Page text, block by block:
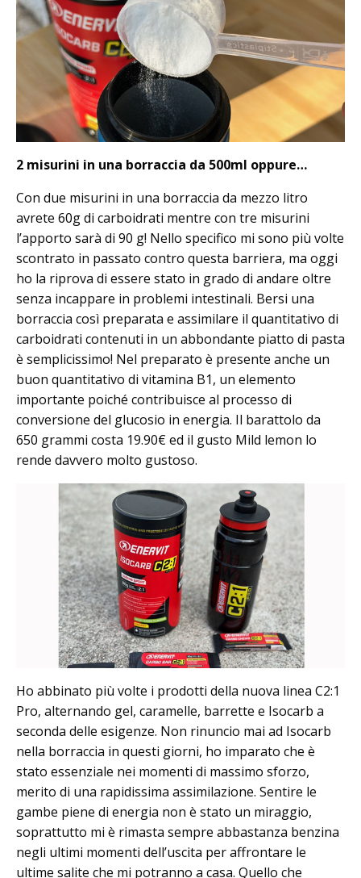
2 misurini in una borraccia da 500ml oppure…
Con due misurini in una borraccia da mezzo litro
avrete 60g di carboidrati mentre con tre misurini
l’apporto sarà di 90 g! Nello specifico mi sono più volte
scontrato in passato contro questa barriera, ma oggi
ho la riprova di essere stato in grado di andare oltre
senza incappare in problemi intestinali. Bersi una
borraccia così preparata e assimilare il quantitativo di
carboidrati contenuti in un abbondante piatto di pasta
è semplicissimo! Nel preparato è presente anche un
buon quantitativo di vitamina B1, un elemento
importante poiché contribuisce al processo di
conversione del glucosio in energia. Il barattolo da
650 grammi costa 19.90€ ed il gusto Mild lemon lo
rende davvero molto gustoso.
Ho abbinato più volte i prodotti della nuova linea C2:1
Pro, alternando gel, caramelle, barrette e Isocarb a
seconda delle esigenze. Non rinuncio mai ad Isocarb
nella borraccia in questi giorni, ho imparato che è
stato essenziale nei momenti di massimo sforzo,
merito di una rapidissima assimilazione. Sentire le
gambe piene di energia non è stato un miraggio,
soprattutto mi è rimasta sempre abbastanza benzina
negli ultimi momenti dell’uscita per affrontare le
ultime salite che mi potranno a casa. Quello che